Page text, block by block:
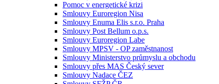
Pomoc v energetické krizi
Smlouvy Euroregion Nisa
Smlouvy Enuma Elis s.r.o. Praha
Smlouvy Post Bellum o.p.s.
Smlouvy Euroregion Labe
Smlouvy MPSV - OP zaměstnanost
Smlouvy Ministerstvo průmyslu a obchodu
Smlouvy přes MAS Český sever
Smlouvy Nadace ČEZ